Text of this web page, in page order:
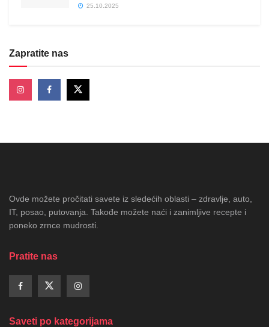
25.10.2025
Zapratite nas
Ovde možete pročitati savete iz sledećih oblasti – zdravlje, auto,
IT, posao, putovanja. Takođe možete naći i zanimljive recepte i
poneko zrnce mudrosti.
Pratite nas
Saveti po kategorijama